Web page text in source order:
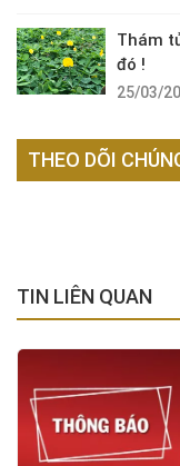
Thám
đó !
25/03/
THEO DÕI
TIN LIÊN QUAN